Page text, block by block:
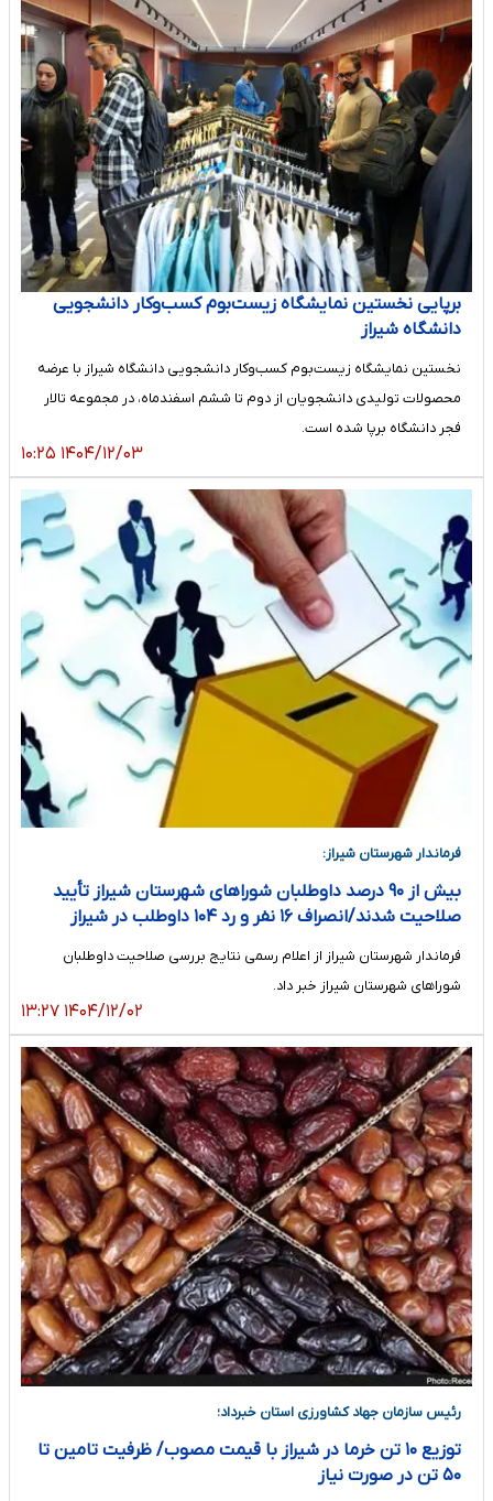
برپایی نخستین نمایشگاه زیست‌بوم کسب‌وکار دانشجویی
دانشگاه شیراز
نخستین نمایشگاه زیست‌بوم کسب‌وکار دانشجویی دانشگاه شیراز با عرضه
محصولات تولیدی دانشجویان از دوم تا ششم اسفندماه، در مجموعه تالار
فجر دانشگاه برپا شده است.
۱۴۰۴/۱۲/۰۳ ۱۰:۲۵
فرماندار شهرستان شیراز:
بیش از ۹۰ درصد داوطلبان شوراهای شهرستان شیراز تأیید
صلاحیت شدند/انصراف ۱۶ نفر و رد ۱۰۴ داوطلب در شیراز
فرماندار شهرستان شیراز از اعلام رسمی نتایج بررسی صلاحیت داوطلبان
شوراهای شهرستان شیراز خبر داد.
۱۴۰۴/۱۲/۰۲ ۱۳:۲۷
رئیس سازمان جهاد کشاورزی استان خبرداد؛
توزیع ۱۰ تن خرما در شیراز با قیمت مصوب/ ظرفیت تامین تا
۵۰ تن در صورت نیاز